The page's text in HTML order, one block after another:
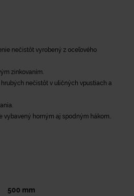
nečistôt vyrobený z oceľového
zinkovaním.
nečistôt v uličných vpustiach a
vybavený horným aj spodným hákom..
500 mm